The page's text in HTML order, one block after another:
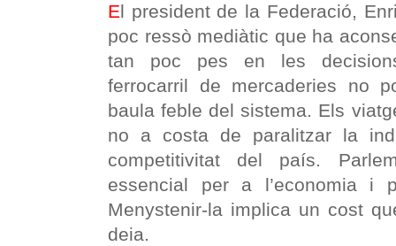
El president de la Federació,
poc ressò mediàtic que ha
tan poc pes en les
ferrocarril de mercaderies no
baula feble del sistema. Els
no a costa de paralitzar la
competitivitat del país.
essencial per a l’economia i
Menystenir-la implica un cost
deia.